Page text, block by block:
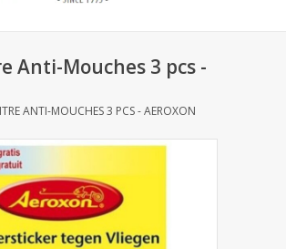
salés
Anti-Mouches 3 pcs -
ANTI-MOUCHES 3 PCS - AEROXON